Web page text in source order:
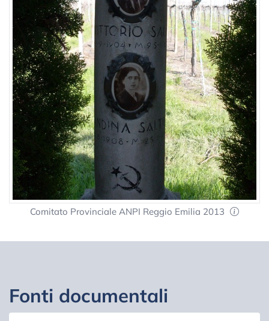
Comitato Provinciale ANPI Reggio Emilia 2013
Fonti documentali